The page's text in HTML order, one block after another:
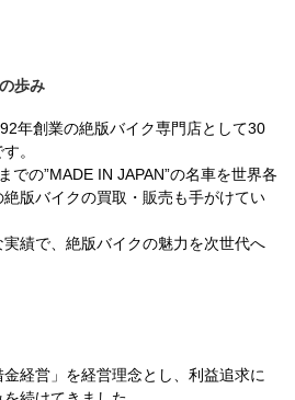
歩み
年創業の絶版バイク専門店として30
。
での”MADE IN JAPAN”の名車を世界各
版バイクの買取・販売も手がけてい
績で、絶版バイクの魅力を次世代へ
経営」を経営理念とし、利益追求に